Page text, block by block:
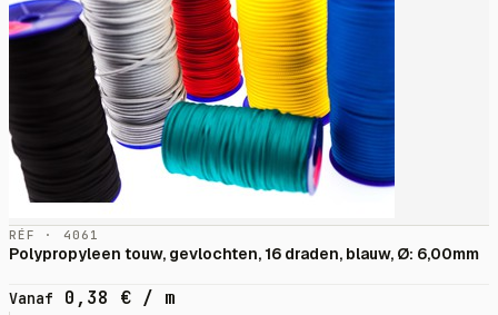
RÉF · 4061
Polypropyleen touw, gevlochten, 16 draden, blauw, Ø: 6,00mm
Vanaf 0,38 € / m